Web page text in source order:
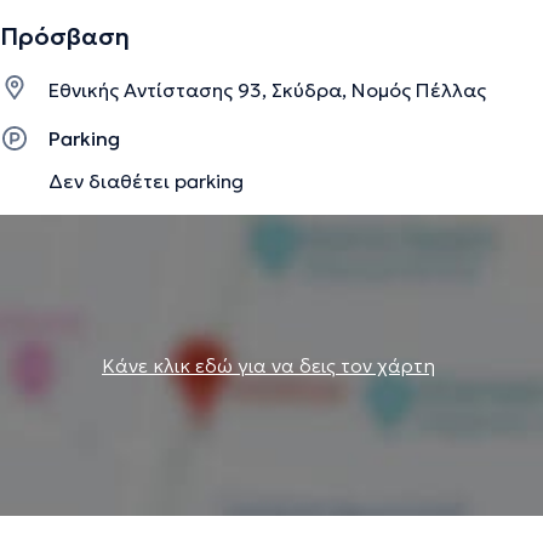
διαδικτυακές ψυχοθεραπευτικές συνεδρίες και
απώλεια, η συναισθηματική εξουθένωση, οι σχέσεις και η
προσωπική ενδυνάμωση. Παράλληλα, συντονίζει
θεραπευτικά διήμερα στη φύση, αξιοποιώντας τεχνικές
Οικοψυχολογίας και βιωματικής ενσυνειδητότητας. Έχει
μετεκπαιδευτεί σε Γνωσιακή Συμπεριφορική
καταφατική συμβουλευτική, coaching και Ανακουφιστική
Βιοηθική, το Ποινικό Δίκαιο και η Διοίκηση Μονάδων
Υγείας. Η θεραπευτική της προσέγγιση είναι
επιστημονικά τεκμηριωμένη, ολιστική και βαθιά
εξατομικευμένη. Με επίκεντρο την ενσυναίσθηση και τον
Πρόσβαση
Εθνικής Αντίστασης 93, Σκύδρα, Νομός Πέλλας
Parking
Δεν διαθέτει parking
Κάνε κλικ εδώ για να δεις τον χάρτη